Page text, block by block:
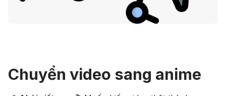
Chuyển video sang anime